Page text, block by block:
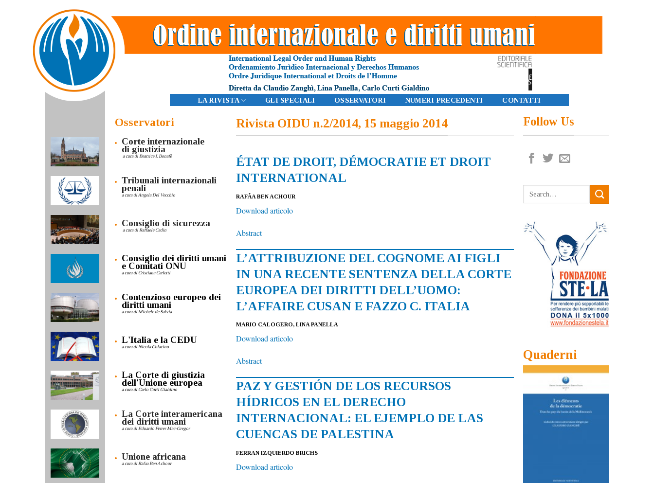
LA RIVISTA GLI SPECIALI OSSERVATORI NUMERI PRECEDENTI CONTATTI
Osservatori
Corte internazionale
di giustizia
a cura di Beatrice I. Bonafè
Tribunali internazionali
penali
a cura di Angela Del Vecchio
Consiglio di sicurezza
a cura di Raffaele Cadin
Consiglio dei diritti umani
e Comitati ONU
a cura di Cristiana Carletti
Contenzioso europeo dei
diritti umani
a cura di Michele de Salvia
L'Italia e la CEDU
a cura di Nicola Colacino
La Corte di giustizia
dell'Unione europea
a cura di Carlo Curti Gialdino
La Corte interamericana
dei diritti umani
a cura di Eduardo Ferrer Mac-Gregor
Unione africana
a cura di Rafaa Ben Achour
Rivista OIDU n.2/2014, 15 maggio 2014
ÉTAT DE DROIT, DÉMOCRATIE ET DROIT
INTERNATIONAL
RAFÂA BEN ACHOUR
Download articolo
Abstract
L’ATTRIBUZIONE DEL COGNOME AI FIGLI
IN UNA RECENTE SENTENZA DELLA CORTE
EUROPEA DEI DIRITTI DELL’UOMO:
L’AFFAIRE CUSAN E FAZZO C. ITALIA
MARIO CALOGERO, LINA PANELLA
Download articolo
Abstract
PAZ Y GESTIÓN DE LOS RECURSOS
HÍDRICOS EN EL DERECHO
INTERNACIONAL: EL EJEMPLO DE LAS
CUENCAS DE PALESTINA
FERRAN IZQUIERDO BRICHS
Download articolo
Follow Us
Quaderni